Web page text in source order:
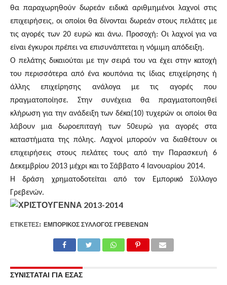
θα παραχωρηθούν δωρεάν ειδικά αριθμημένοι λαχνοί στις
επιχειρήσεις, οι οποίοι θα δίνονται δωρεάν στους πελάτες με
τις αγορές των 20 ευρώ και άνω. Προσοχή: Οι λαχνοί για να
είναι έγκυροι πρέπει να επισυνάπτεται η νόμιμη απόδειξη.
Ο πελάτης δικαιούται με την σειρά του να έχει στην κατοχή
του περισσότερα από ένα κουπόνια τις ίδιας επιχείρησης ή
άλλης επιχείρησης ανάλογα με τις αγορές που
πραγματοποίησε. Στην συνέχεια θα πραγματοποιηθεί
κλήρωση για την ανάδειξη των δέκα(10) τυχερών οι οποίοι θα
λάβουν μια δωροεπιταγή των 50ευρώ για αγορές στα
καταστήματα της πόλης. Λαχνοί μπορούν να διαθέτουν οι
επιχειρήσεις στους πελάτες τους από την Παρασκευή 6
Δεκεμβρίου 2013 μέχρι και το Σάββατο 4 Ιανουαρίου 2014.
Η δράση χρηματοδοτείται από τον Εμπορικό Σύλλογο
Γρεβενών.
ΕΤΙΚΕΤΕΣ: ΕΜΠΟΡΙΚΌΣ ΣΎΛΛΟΓΟΣ ΓΡΕΒΕΝΏΝ
ΣΥΝΙΣΤΑΤΑΙ ΓΙΑ ΕΣΑΣ